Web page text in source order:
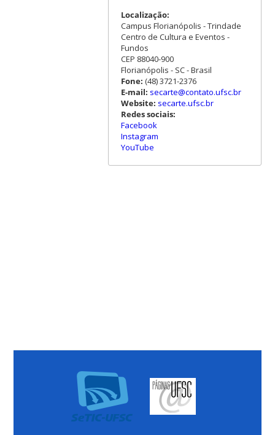
Localização:
Campus Florianópolis - Trindade
Centro de Cultura e Eventos -
Fundos
CEP 88040-900
Florianópolis - SC - Brasil
Fone: (48) 3721-2376
E-mail: secarte@contato.ufsc.br
Website: secarte.ufsc.br
Redes sociais:
Facebook
Instagram
YouTube